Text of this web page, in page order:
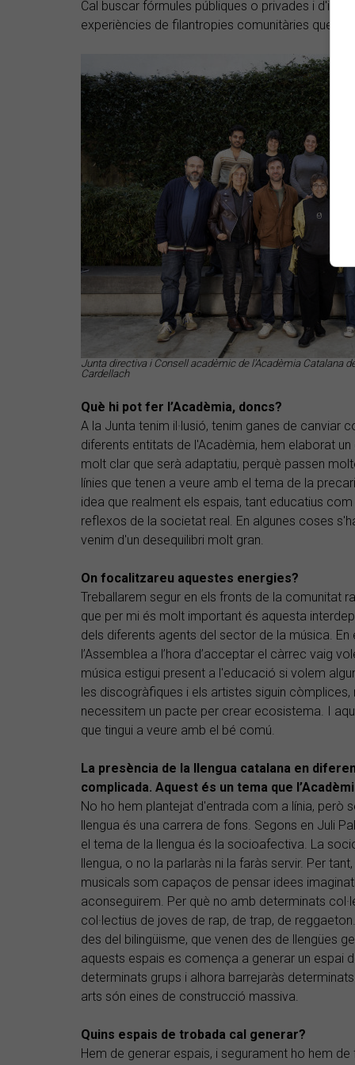
Cal buscar fórmules públiques o privades i
experiències de filantropies comunitàries que
Junta directiva i Consell acadèmic de l'Acadèmia Catalana
Cardellach
Què hi pot fer l’Acadèmia, doncs?
A la Junta tenim il·lusió, tenim ganes de canviar
diferents entitats de l'Acadèmia, hem elaborat
molt clar que serà adaptatiu, perquè passen
línies que tenen a veure amb el tema de la
idea que realment els espais, tant educatius
reflexos de la societat real. En algunes coses
venim d'un desequilibri molt gran.
On focalitzareu aquestes energies?
Treballarem segur en els fronts de la comunitat
que per mi és molt important és aquesta
dels diferents agents del sector de la música. En
l’Assemblea a l’hora d’acceptar el càrrec vaig
música estigui present a l'educació si volem
les discogràfiques i els artistes siguin
necessitem un pacte per crear ecosistema. I
que tingui a veure amb el bé comú.
La presència de la llengua catalana en
complicada. Aquest és un tema que
No ho hem plantejat d'entrada com a línia, però
llengua és una carrera de fons. Segons en Juli
el tema de la llengua és la socioafectiva. La
llengua, o no la parlaràs ni la faràs servir. Per
musicals som capaços de pensar idees
aconseguirem. Per què no amb determinats
col·lectius de joves de rap, de trap, de
des del bilingüisme, que venen des de llengües
aquests espais es comença a generar un espai
determinats grups i alhora barrejaràs
arts són eines de construcció massiva.
Quins espais de trobada cal generar?
Hem de generar espais, i segurament ho hem de